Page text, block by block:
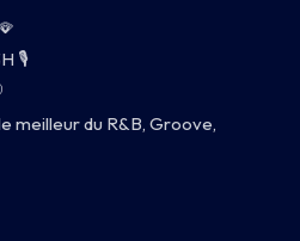
🎙️
meilleur du R&B, Groove,